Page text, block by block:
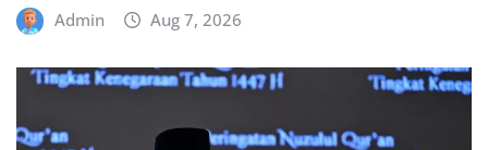
Admin Aug 7, 2026